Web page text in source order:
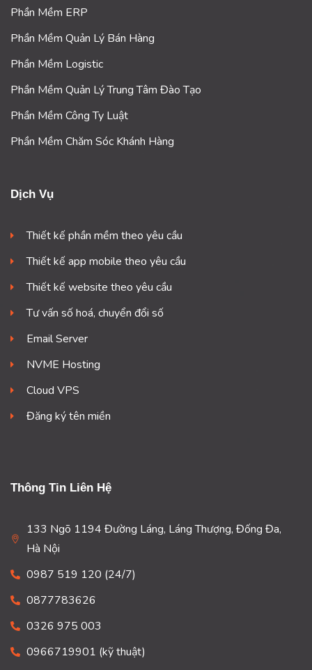
Phần Mềm ERP
Phần Mềm Quản Lý Bán Hàng
Phần Mềm Logistic
Phần Mềm Quản Lý Trung Tâm Đào Tạo
Phần Mềm Công Ty Luật
Phần Mềm Chăm Sóc Khánh Hàng
Dịch Vụ
Thiết kế phần mềm theo yêu cầu
Thiết kế app mobile theo yêu cầu
Thiết kế website theo yêu cầu
Tư vấn số hoá, chuyển đổi số
Email Server
NVME Hosting
Cloud VPS
Đăng ký tên miền
Thông Tin Liên Hệ
133 Ngõ 1194 Đường Láng, Láng Thượng, Đống Đa,
Hà Nội
0987 519 120 (24/7)
0877783626
0326 975 003
0966719901 (kỹ thuật)